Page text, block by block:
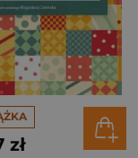
zł